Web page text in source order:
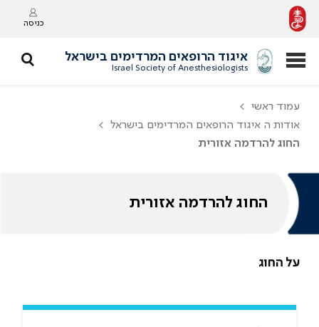
כניסה
איגוד הרופאים המרדימים בישראל
Israel Society of Anesthesiologists
עמוד ראשי
אודות ה איגוד הרופאים המרדימים בישראל
החוג להרדמה אזורית
החוג להרדמה אזורית
על החוג